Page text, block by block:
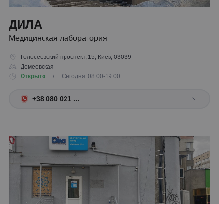
ДИЛА
Медицинская лаборатория
Голосеевский проспект, 15, Киев, 03039
Демеевская
Открыто
/ Сегодня: 08:00-19:00
+38 080 021 ...